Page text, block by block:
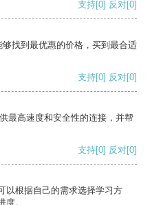
支持[0] 反对[0]
找到最优惠的价格，买到最合适
支持[0] 反对[0]
最高速度和安全性的连接，并帮
支持[0] 反对[0]
以根据自己的需求选择学习方
。